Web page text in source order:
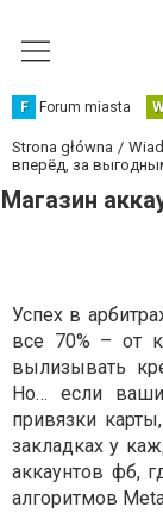
F Forum miasta
Strona główna
вперёд, за
Магазин
Успех в
все 70% – от
вылизывать
Но… если
привязки
закладках у
аккаунтов фб,
алгоритмов